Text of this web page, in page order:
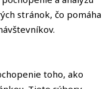
stránok, čo pomáha
toho, ako